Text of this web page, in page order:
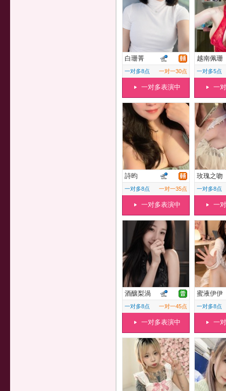
白珊菁
一对多8点 一对一30点
一对多表演中
越南佩珊
一对多5点
一
詩昀
一对多8点 一对一35点
一对多表演中
玫瑰之吻
一对多8点
一
酒釀梨渦
一对多8点 一对一45点
一对多表演中
蜜液伊伊
一对多8点
一